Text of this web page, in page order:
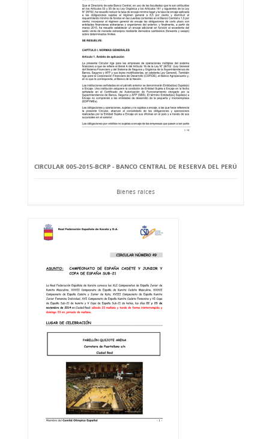
CIRCULAR 005-2015-BCRP - BANCO CENTRAL DE RESERVA DEL PERÚ
Bienes raíces